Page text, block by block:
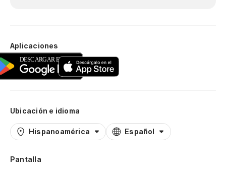
Aplicaciones
Ubicación e idioma
Hispanoamérica Español
Pantalla